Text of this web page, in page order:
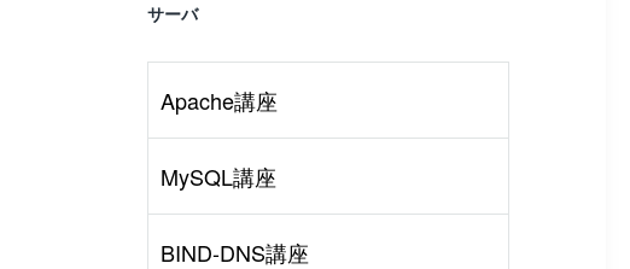
サーバ
Apache講座
MySQL講座
BIND-DNS講座